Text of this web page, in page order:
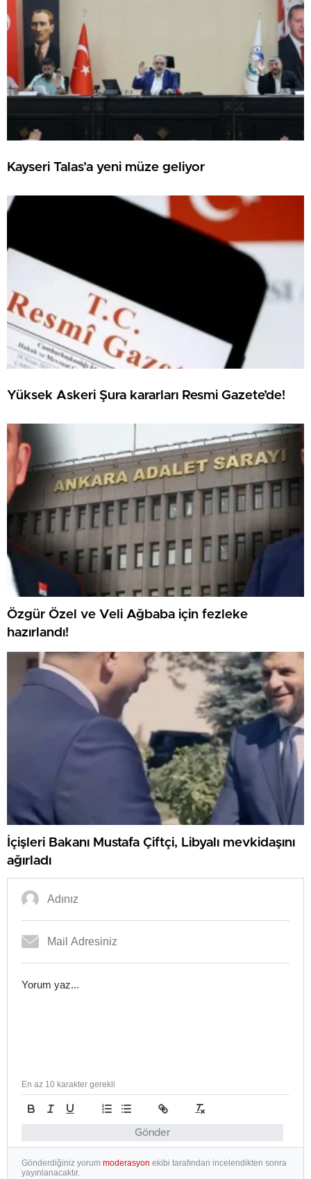
Kayseri Talas’a yeni müze geliyor
Yüksek Askeri Şura kararları Resmi Gazete’de!
Özgür Özel ve Veli Ağbaba için fezleke
hazırlandı!
İçişleri Bakanı Mustafa Çiftçi, Libyalı mevkidaşını
ağırladı
Gönder
En az 10 karakter gerekli
Gönderdiğiniz yorum moderasyon ekibi tarafından incelendikten sonra
yayınlanacaktır.